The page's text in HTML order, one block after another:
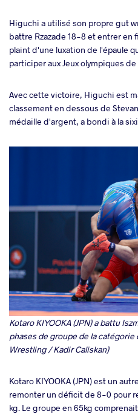
Higuchi a utilisé son propre gut
battre Rzazade 18-8 et entrer en
plaint d'une luxation de l'épaule
participer aux Jeux olympiques
Avec cette victoire, Higuchi est
classement en dessous de
médaille d'argent, a bondi à la
Kotaro KIYOOKA (JPN) a battu
phases de groupe de la catégorie
Wrestling / Kadir Caliskan)
Kotaro KIYOOKA (JPN) est un
remonter un déficit de 8-0 pour
kg. Le groupe en 65kg